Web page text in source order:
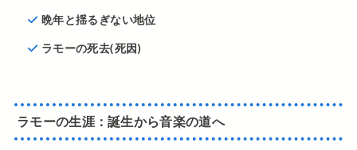
晩年と揺るぎない地位
ラモーの死去(死因)
ラモーの生涯：誕生から音楽の道へ